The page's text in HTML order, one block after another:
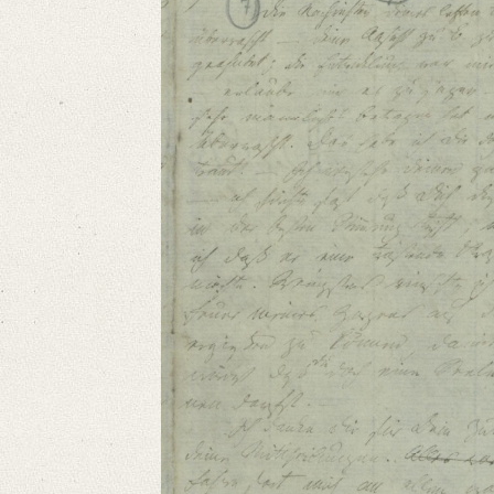
Incipit: „[1] Den 5ten December 91.
Die Nachrichten Deines letzten Briefs haben mich überrascht. –
Manuscript
Provider: Dresden, Sächsische Landesbibliothek - Staats- und
OAI Id: DE-1a-34186
Classification Number: Mscr.Dresd.e.90,XIX,Bd.24.a,Nr.7
Number of Pages: 4S. auf Doppelbl., hs. m. U.
Format: 19,1 x 11,6 cm
Language